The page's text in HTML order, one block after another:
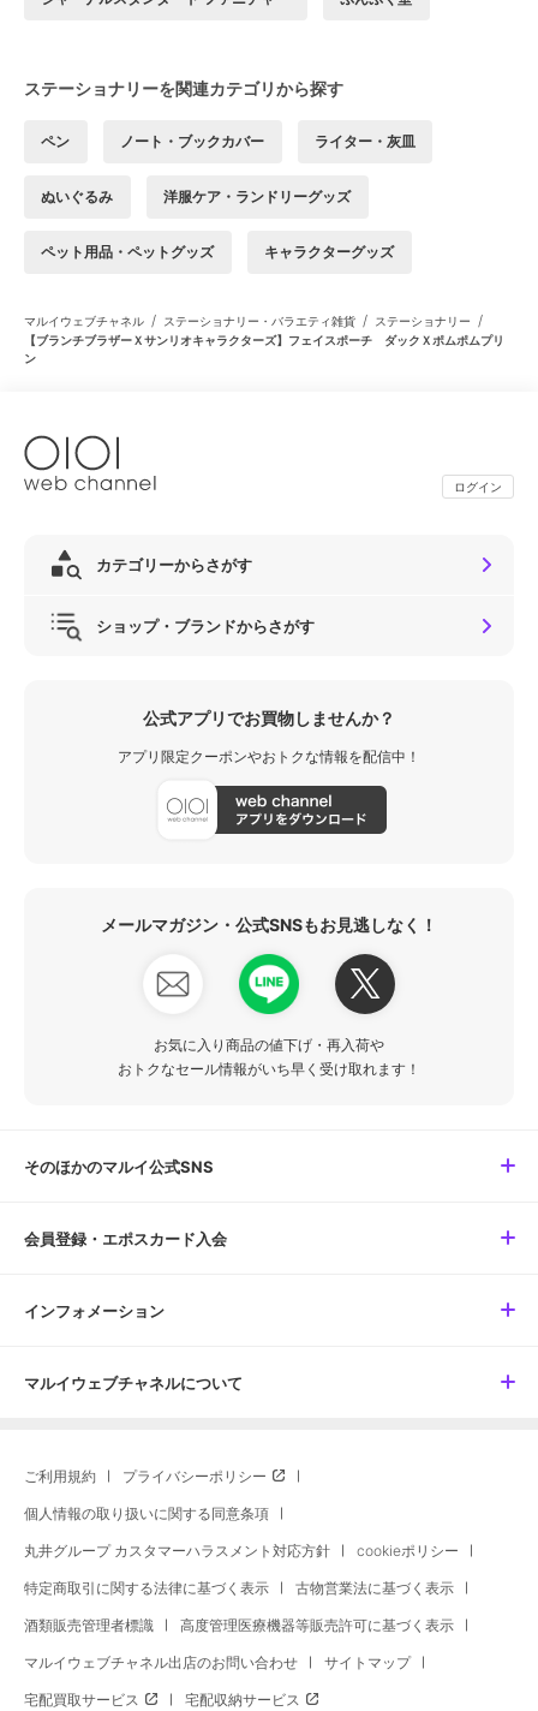
ステーショナリーを関連カテゴリから探す
ペン ノート・ブックカバー ライター・灰皿
ぬいぐるみ 洋服ケア・ランドリーグッズ
ペット用品・ペットグッズ キャラクターグッズ
マルイウェブチャネル / ステーショナリー・バラエティ雑貨 / ステーショナリー /
【ブランチブラザーＸサンリオキャラクターズ】フェイスポーチ ダックＸポムポムプリ
ン
ログイン
カテゴリーからさがす
ショップ・ブランドからさがす
公式アプリでお買物しませんか？
アプリ限定クーポンやおトクな情報を配信中！
メールマガジン・公式SNSもお見逃しなく！
お気に入り商品の値下げ・再入荷や
おトクなセール情報がいち早く受け取れます！
そのほかのマルイ公式SNS
会員登録・エポスカード入会
インフォメーション
マルイウェブチャネルについて
ご利用規約 プライバシーポリシー
個人情報の取り扱いに関する同意条項
丸井グループ カスタマーハラスメント対応方針 cookieポリシー
特定商取引に関する法律に基づく表示 古物営業法に基づく表示
酒類販売管理者標識 高度管理医療機器等販売許可に基づく表示
マルイウェブチャネル出店のお問い合わせ サイトマップ
宅配買取サービス 宅配収納サービス